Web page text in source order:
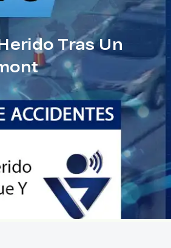
Tras Un